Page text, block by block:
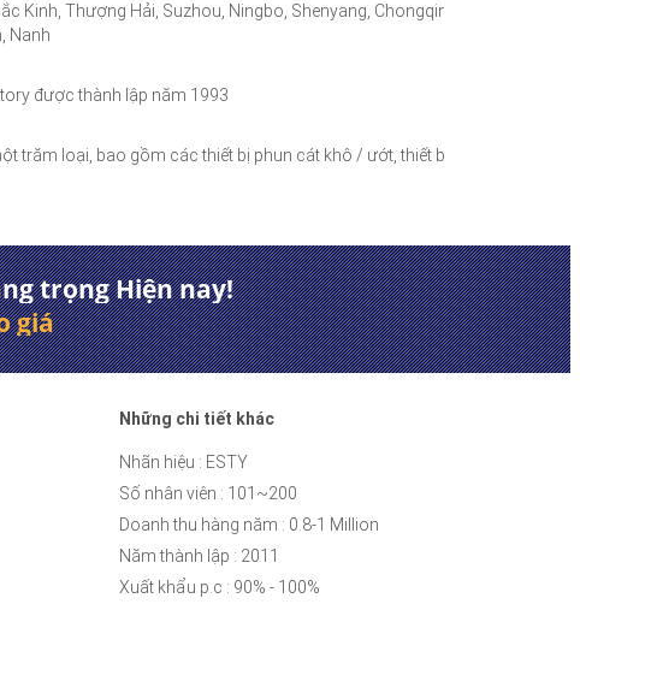
Kinh, Thượng Hải, Suzhou, Ningbo, Shenyang, Chongqing,
Nanh
được thành lập năm 1993
trăm loại, bao gồm các thiết bị phun cát khô / ướt, thiết bị phun
trọng Hiện nay!
giá
Những chi tiết khác
Nhãn hiệu : ESTY
Số nhân viên : 101~200
Doanh thu hàng năm : 0.8-1 Million
Năm thành lập : 2011
Xuất khẩu p.c : 90% - 100%